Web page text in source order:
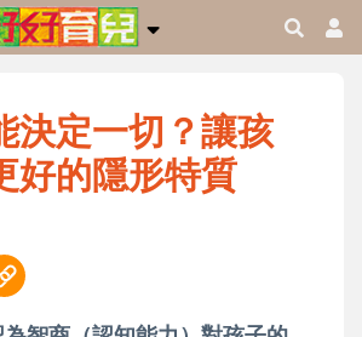
決定一切？讓孩
好的隱形特質